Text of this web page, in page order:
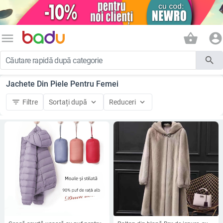
menu shopping_basket account_circle
search
Jachete Din Piele Pentru Femei
filter_list Filtre Sortați după keyboard_arrow_down Reduceri keyboard_arrow_down